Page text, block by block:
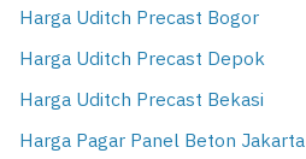
Harga Uditch Precast Bogor
Harga Uditch Precast Depok
Harga Uditch Precast Bekasi
Harga Pagar Panel Beton Jakarta